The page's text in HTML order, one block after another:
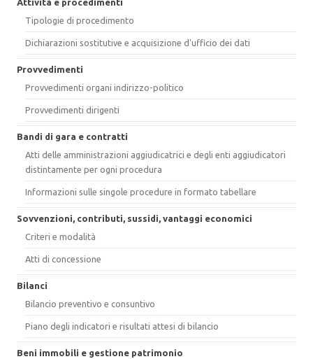
Attività e procedimenti
Tipologie di procedimento
Dichiarazioni sostitutive e acquisizione d'ufficio dei dati
Provvedimenti
Provvedimenti organi indirizzo-politico
Provvedimenti dirigenti
Bandi di gara e contratti
Atti delle amministrazioni aggiudicatrici e degli enti aggiudicatori
distintamente per ogni procedura
Informazioni sulle singole procedure in formato tabellare
Sovvenzioni, contributi, sussidi, vantaggi economici
Criteri e modalità
Atti di concessione
Bilanci
Bilancio preventivo e consuntivo
Piano degli indicatori e risultati attesi di bilancio
Beni immobili e gestione patrimonio